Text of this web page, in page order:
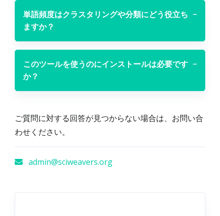
単語頻度はクラスタリングや分類にどう役立ち
ますか？
−
このツールを使うのにインストールは必要です
か？
−
ご質問に対する回答が見つからない場合は、お問い合
わせください。
admin@sciweavers.org